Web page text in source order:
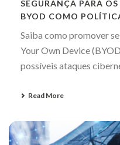
SEGURANÇA PARA
BYOD COMO
Saiba como promover
Your Own Device
possíveis ataques
Read More